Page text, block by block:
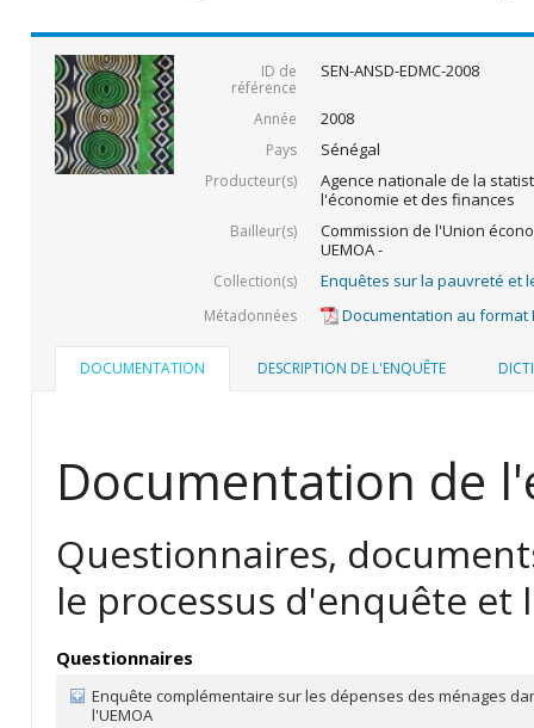
ID de
référence
SEN-ANSD-EDMC-2008
Année 2008
Pays Sénégal
Producteur(s)
Agence nationale de la
l'économie et des finances
Bailleur(s)
Commission de l'Union
UEMOA -
Collection(s) Enquêtes sur la pauvreté et
Métadonnées Documentation au format
DOCUMENTATION DESCRIPTION DE L'ENQUÊTE
Documentation de
Questionnaires,
le processus d'enquête et
Questionnaires
Enquête complémentaire sur les dépenses des ménages
l'UEMOA